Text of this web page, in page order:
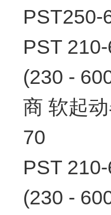
PST250-
PST
(230 -
商 软起
70
PST
(230 -